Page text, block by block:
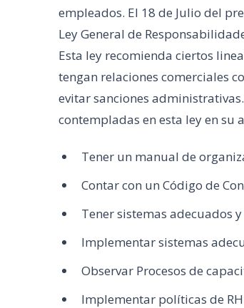
empleados. El 18 de Julio del
Ley General de
Esta ley recomienda ciertos
tengan relaciones comerciales
evitar sanciones
contempladas en esta ley en su
Tener un manual de
Contar con un Código de
Tener sistemas adecuados
Implementar sistemas
Observar Procesos de
Implementar políticas de